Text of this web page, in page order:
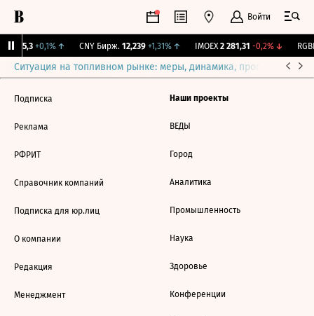
Войти
115,3 +0,1%↑ CNY Бирж. 12,239 +1,31%↑ IMOEX 2 281,31 -0,2%↓
Ситуация на топливном рынке: меры, динамика, прогнозы
Подписка
Реклама
РФРИТ
Справочник компаний
Подписка для юр.лиц
О компании
Редакция
Менеджмент
Наши проекты
ВЕДЫ
Город
Аналитика
Промышленность
Наука
Здоровье
Конференции